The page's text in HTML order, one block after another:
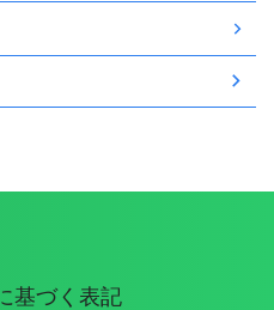
基づく表記